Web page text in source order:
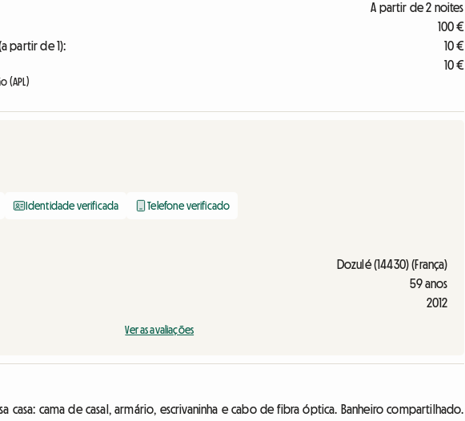
A partir de 2 noites
100 €
partir de 1):
10 €
10 €
(APL)
Identidade verificada Telefone verificado
Dozulé (14430) (França)
59 anos
2012
Ver as avaliações
casa: cama de casal, armário, escrivaninha e cabo de fibra óptica. Banheiro compartilhado.